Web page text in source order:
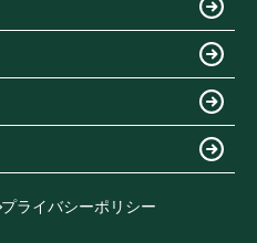
プライバシーポリシー